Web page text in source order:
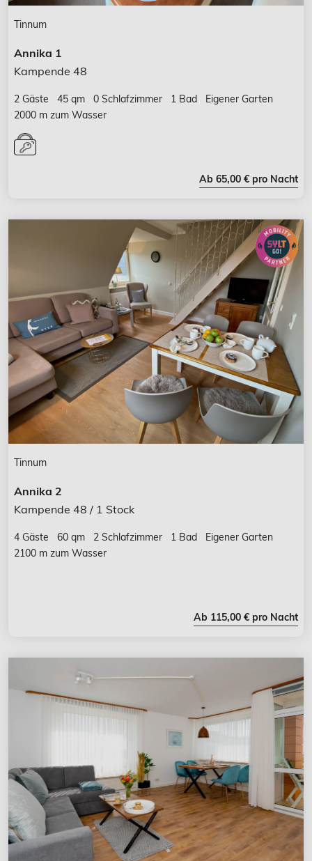
Tinnum
Annika 1
Kampende 48
2 Gäste 45 qm 0 Schlafzimmer 1 Bad
Eigener Garten
2000 m zum Wasser
Ab 65,00 € pro Nacht
Tinnum
Annika 2
Kampende 48 / 1 Stock
4 Gäste 60 qm 2 Schlafzimmer 1 Bad
Eigener Garten
2100 m zum Wasser
Ab 115,00 € pro Nacht